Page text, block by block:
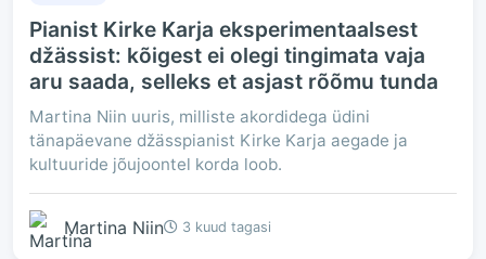
Pianist Kirke Karja eksperimentaalsest
džässist: kõigest ei olegi tingimata vaja
aru saada, selleks et asjast rõõmu tunda
Martina Niin uuris, milliste akordidega üdini
tänapäevane džässpianist Kirke Karja aegade ja
kultuuride jõujoontel korda loob.
Martina Niin 3 kuud tagasi